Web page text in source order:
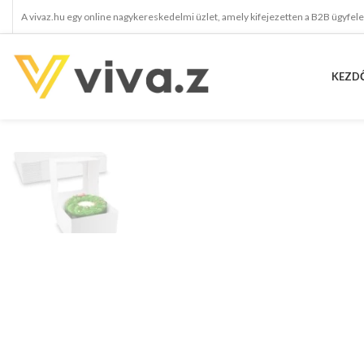
A vivaz.hu egy online nagykereskedelmi üzlet, amely kifejezetten a B2B